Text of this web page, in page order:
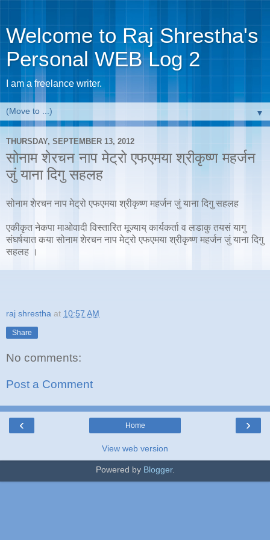
Welcome to Raj Shrestha's
Personal WEB Log 2
I am a freelance writer.
▼
THURSDAY, SEPTEMBER 13, 2012
सोनाम शेरचन नाप मेट्रो एफएमया श्रीकृष्ण महर्जन
जुं याना दिगु सहलह
सोनाम शेरचन नाप मेट्रो एफएमया श्रीकृष्ण महर्जन जुं याना दिगु सहलह
एकीकृत नेकपा माओवादी विस्तारित मूज्याय् कार्यकर्ता व लडाकु तयसं यागु
संघर्षयात कया सोनाम शेरचन नाप मेट्रो एफएमया श्रीकृष्ण महर्जन जुं याना दिगु
सहलह ।
raj shrestha at 10:57 AM
Share
No comments:
Post a Comment
‹ ›
Home
View web version
Powered by Blogger.